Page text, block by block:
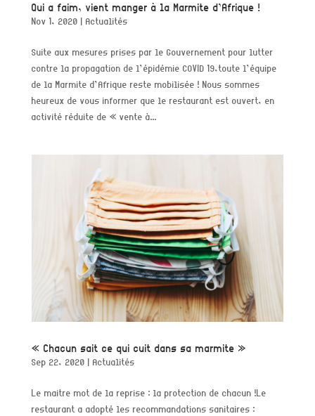
Qui a faim, vient manger à la Marmite d’Afrique !
Nov 1, 2020 | Actualités
Suite aux mesures prises par le Gouvernement pour lutter
contre la propagation de l’épidémie COVID 19,toute l’équipe
de la Marmite d’Afrique reste mobilisée ! Nous sommes
heureux de vous informer que le restaurant est ouvert, en
activité réduite de « vente à...
« Chacun sait ce qui cuit dans sa marmite »
Sep 22, 2020 | Actualités
Le maitre mot de la reprise : la protection de chacun !Le
restaurant a adopté les recommandations sanitaires :